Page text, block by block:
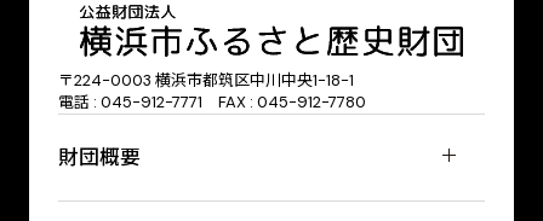
〒224-0003 横浜市都筑区中川中央1-18-1
電話 : 045-912-7771 FAX : 045-912-7780
財団概要